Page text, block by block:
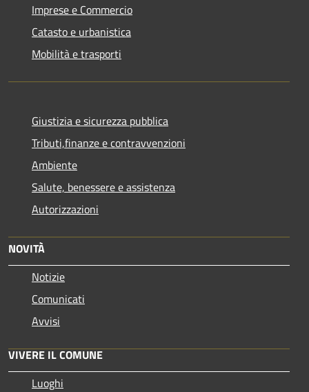
Imprese e Commercio
Catasto e urbanistica
Mobilità e trasporti
Giustizia e sicurezza pubblica
Tributi,finanze e contravvenzioni
Ambiente
Salute, benessere e assistenza
Autorizzazioni
NOVITÀ
Notizie
Comunicati
Avvisi
VIVERE IL COMUNE
Luoghi